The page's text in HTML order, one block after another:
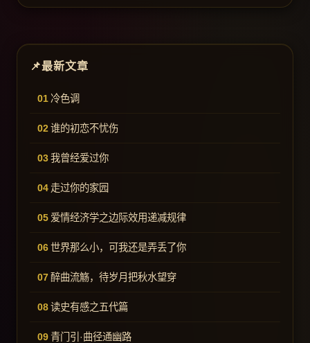
最新文章
冷色调
谁的初恋不忧伤
我曾经爱过你
走过你的家园
爱情经济学之边际效用递减规律
世界那么小，可我还是弄丢了你
醉曲流觞，待岁月把秋水望穿
读史有感之五代篇
青门引·曲径通幽路